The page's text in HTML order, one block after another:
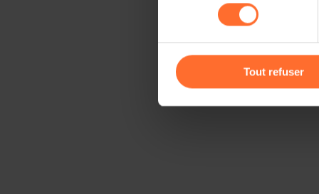
cas de refus de tous les
gauche de chaque page.
consentement
Tout refuser